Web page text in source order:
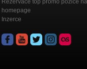
Rezervace top promo pozice na
homepage
Inzerce